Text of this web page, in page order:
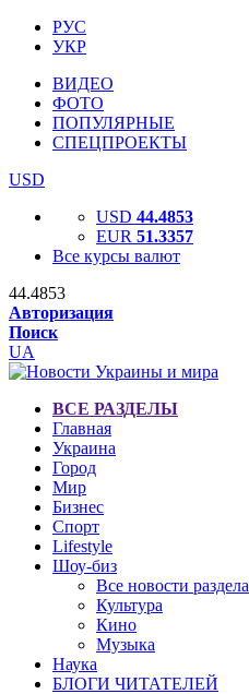
РУС
УКР
ВИДЕО
ФОТО
ПОПУЛЯРНЫЕ
СПЕЦПРОЕКТЫ
USD
USD 44.4853
EUR 51.3357
Все курсы валют
44.4853
Авторизация
Поиск
UA
ВСЕ РАЗДЕЛЫ
Главная
Украина
Город
Мир
Бизнес
Спорт
Lifestyle
Шоу-биз
Все новости раздела
Культура
Кино
Музыка
Наука
БЛОГИ ЧИТАТЕЛЕЙ